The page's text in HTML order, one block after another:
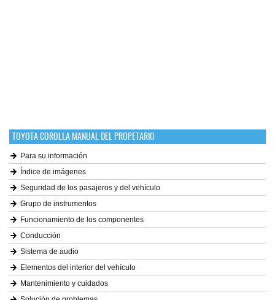
TOYOTA COROLLA MANUAL DEL PROPETARIO
Para su información
Índice de imágenes
Seguridad de los pasajeros y del vehículo
Grupo de instrumentos
Funcionamiento de los componentes
Conducción
Sistema de audio
Elementos del interior del vehículo
Mantenimiento y cuidados